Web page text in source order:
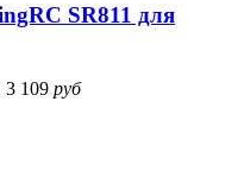
SR811 для
3 109 руб